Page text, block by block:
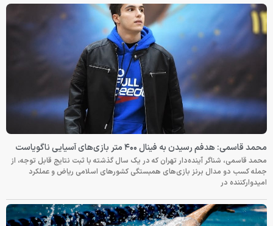
محمد قاسمی: هدفم رسیدن به فینال ۴۰۰ متر بازی‌های آسیایی ناگویاست
محمد قاسمی، شناگر آینده‌دار تهران که در یک سال گذشته با ثبت نتایج قابل توجه، از
جمله کسب دو مدال برنز بازی‌های همبستگی کشورهای اسلامی ریاض و عملکرد
امیدوارکننده در